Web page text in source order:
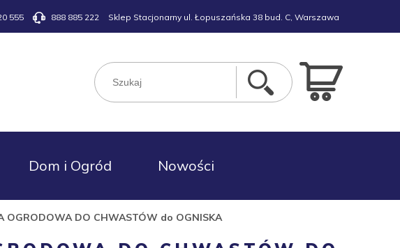
555 888 885 222 Sklep Stacjonarny ul. Łopuszańska 38 bud. C, Warszawa
Dom i Ogród Nowości
OGRODOWA DO CHWASTÓW do OGNISKA